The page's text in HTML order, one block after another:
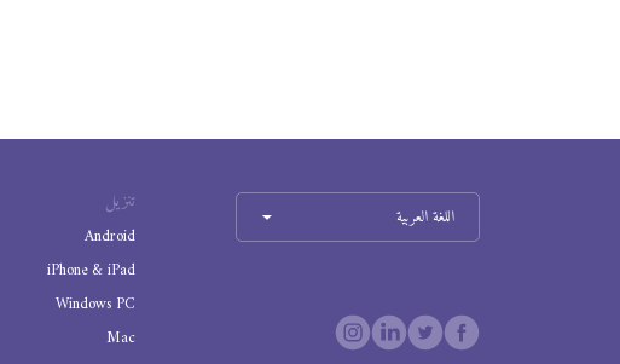
تنزيل
Android
iPhone & iPad
Windows PC
Mac
اللغة العربية